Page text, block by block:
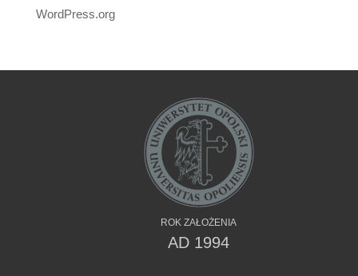
WordPress.org
ROK ZAŁOŻENIA
AD 1994